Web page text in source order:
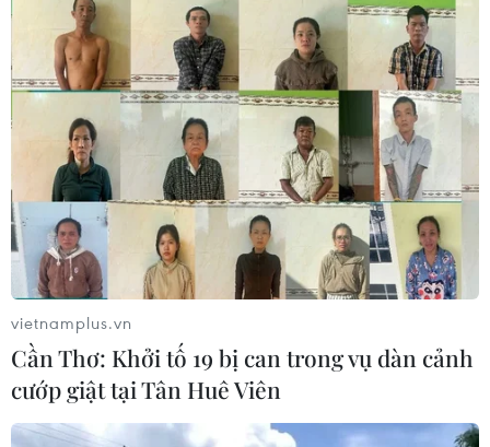
vietnamplus.vn
Cần Thơ: Khởi tố 19 bị can trong vụ dàn cảnh
cướp giật tại Tân Huê Viên